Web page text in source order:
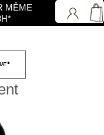
MÊME